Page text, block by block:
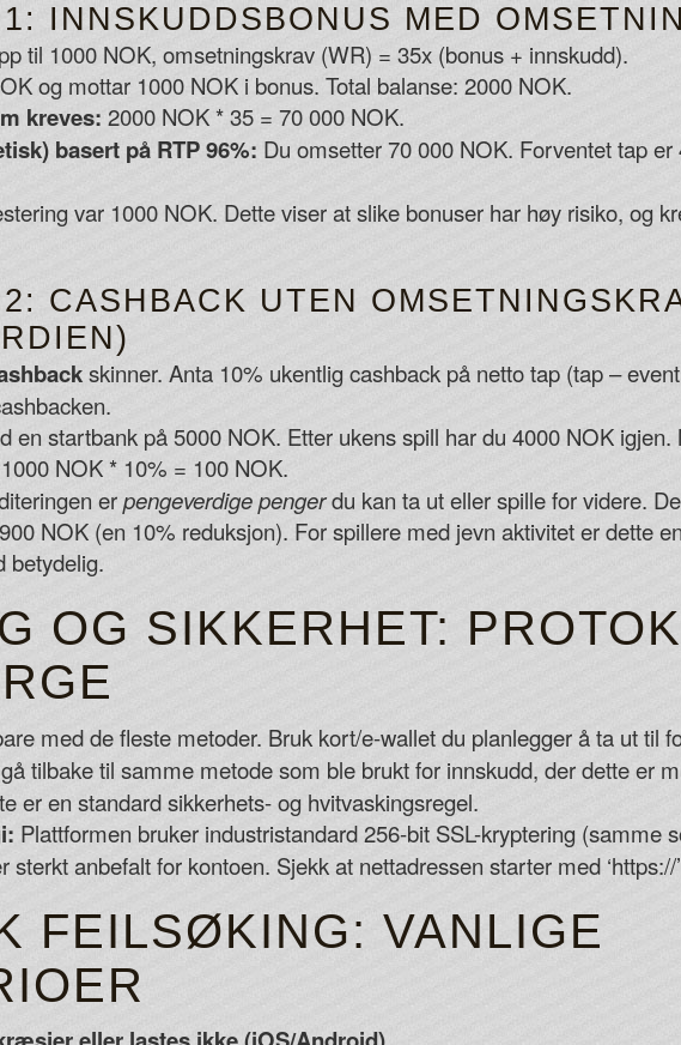
INNSKUDDSBONUS MED
til 1000 NOK, omsetningskrav (WR) = 35x (bonus + innskudd).
og mottar 1000 NOK i bonus. Total balanse: 2000 NOK.
kreves: 2000 NOK * 35 = 70 000 NOK.
basert på RTP 96%: Du omsetter 70 000 NOK. Forventet tap
var 1000 NOK. Dette viser at slike bonuser har høy risiko, og
CASHBACK UTEN
skinner. Anta 10% ukentlig cashback på netto tap (tap –
en startbank på 5000 NOK. Etter ukens spill har du 4000 NOK
1000 NOK * 10% = 100 NOK.
erpengeverdige pengerdu kan ta ut eller spille for videre.
NOK (en 10% reduksjon). For spillere med jevn aktivitet er dette
betydelig.
OG SIKKERHET:
med de fleste metoder. Bruk kort/e-wallet du planlegger å ta ut til
tilbake til samme metode som ble brukt for innskudd, der dette er
er en standard sikkerhets- og hvitvaskingsregel.
Plattformen bruker industristandard 256-bit SSL-kryptering (samme
sterkt anbefalt for kontoen. Sjekk at nettadressen starter med
FEILSØKING: VANLIGE